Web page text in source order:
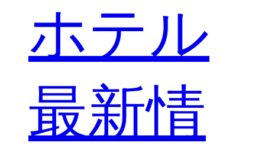
ホテル
最新情